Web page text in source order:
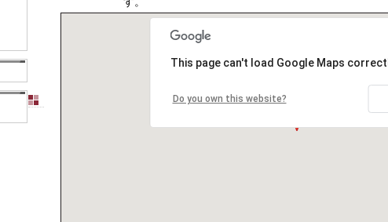
This page can't load Google Maps
Do you own this website?